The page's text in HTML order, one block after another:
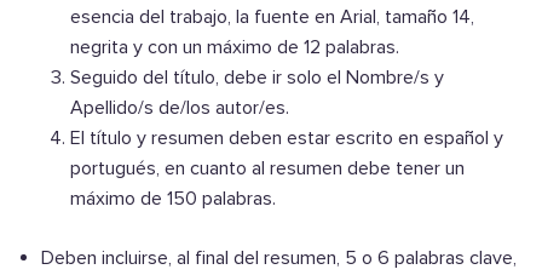
esencia del trabajo, la fuente en Arial, tamaño 14,
negrita y con un máximo de 12 palabras.
Seguido del título, debe ir solo el Nombre/s y
Apellido/s de/los autor/es.
El título y resumen deben estar escrito en español y
portugués, en cuanto al resumen debe tener un
máximo de 150 palabras.
Deben incluirse, al final del resumen, 5 o 6 palabras clave,